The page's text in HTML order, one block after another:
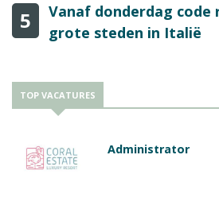
5
Vanaf donderdag code
grote steden in Italië
TOP VACATURES
Administrator